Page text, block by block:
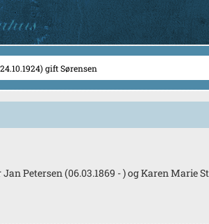
Petersen (06.03.1869 - ) og Karen Marie